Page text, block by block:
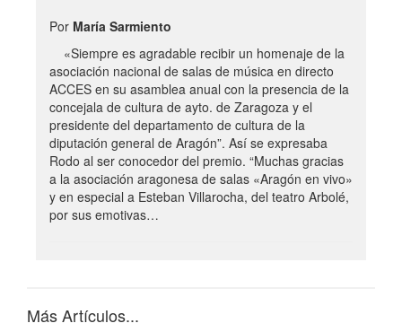
Por María Sarmiento
«Siempre es agradable recibir un homenaje de la
asociación nacional de salas de música en directo
ACCES en su asamblea anual con la presencia de la
concejala de cultura de ayto. de Zaragoza y el
presidente del departamento de cultura de la
diputación general de Aragón”. Así se expresaba
Rodo al ser conocedor del premio. “Muchas gracias
a la asociación aragonesa de salas «Aragón en vivo»
y en especial a Esteban Villarocha, del teatro Arbolé,
por sus emotivas…
Más Artículos...